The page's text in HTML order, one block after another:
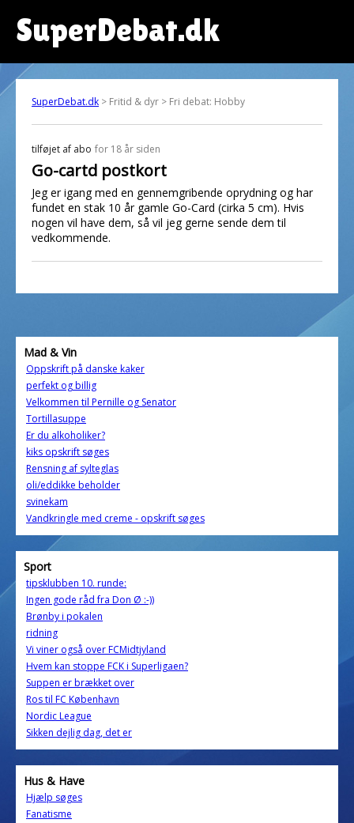
SuperDebat.dk
SuperDebat.dk > Fritid & dyr > Fri debat: Hobby
tilføjet af abo for 18 år siden
Go-cartd postkort
Jeg er igang med en gennemgribende oprydning og har
fundet en stak 10 år gamle Go-Card (cirka 5 cm). Hvis
nogen vil have dem, så vil jeg gerne sende dem til
vedkommende.
Mad & Vin
Oppskrift på danske kaker
perfekt og billig
Velkommen til Pernille og Senator
Tortillasuppe
Er du alkoholiker?
kiks opskrift søges
Rensning af sylteglas
oli/eddikke beholder
svinekam
Vandkringle med creme - opskrift søges
Sport
tipsklubben 10. runde:
Ingen gode råd fra Don Ø :-))
Brønby i pokalen
ridning
Vi viner også over FCMidtjyland
Hvem kan stoppe FCK i Superligaen?
Suppen er brækket over
Ros til FC København
Nordic League
Sikken dejlig dag, det er
Hus & Have
Hjælp søges
Fanatisme